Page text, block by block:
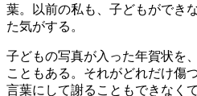
葉。以前の私も、子どもができ
た気がする。
子どもの写真が入った年賀状を
こともある。それがどれだけ傷
言葉にして謝ることもできなく